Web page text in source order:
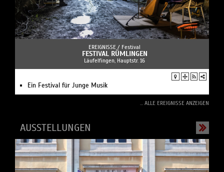
EREIGNISSE / Festival
FESTIVAL RÜMLINGEN
Läufelfingen, Hauptstr. 16
Ein Festival für Junge Musik
... ALLE EREIGNISSE ANZEIGEN
AUSSTELLUNGEN